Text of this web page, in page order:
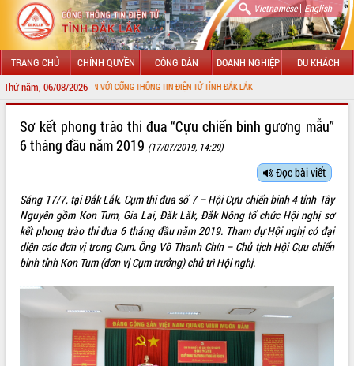
Vietnamese| English
TRANG CHỦ CHÍNH QUYỀN CÔNG DÂN DOANH NGHIỆP DU KHÁCH
Thứ năm, 06/08/2026
MỪNG ĐẾN VỚI CỔNG THÔNG TIN ĐIỆN TỬ TỈNH ĐẮK LẮK
LÃNH ĐẠO UBND TỈNH
SỞ, BAN, NGÀNH
UBND CÁC XÃ, PHƯỜNG
HỆ THỐNG VĂN BẢN
VĂN BẢN HĐND TỈNH
Sơ kết phong trào thi đua “Cựu chiến binh gương mẫu”
6 tháng đầu năm 2019 (17/07/2019, 14:29)
Đọc bài viết
Sáng 17/7, tại Đắk Lắk, Cụm thi đua số 7 – Hội Cựu chiến binh 4 tỉnh Tây
Nguyên gồm Kon Tum, Gia Lai, Đắk Lắk, Đắk Nông tổ chức Hội nghị sơ
kết phong trào thi đua 6 tháng đầu năm 2019. Tham dự Hội nghị có đại
diện các đơn vị trong Cụm. Ông Võ Thanh Chín – Chủ tịch Hội Cựu chiến
binh tỉnh Kon Tum (đơn vị Cụm trưởng) chủ trì Hội nghị.